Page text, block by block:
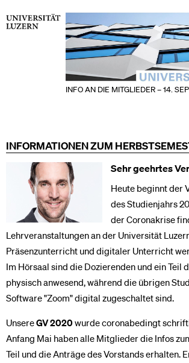
INFO AN DIE MITGLIEDER – 14.
INFORMATIONEN ZUM
Sehr geehrtes
Heute beginnt der
des Studienjahrs
der Coronakrise
Lehrveranstaltungen an der Universität
Präsenzunterricht und digitaler Unterricht
Im Hörsaal sind die Dozierenden und ein Teil
physisch anwesend, während die übrigen
Software "Zoom" digital zugeschaltet sind.
UnsereGV 2020wurde coronabedingt
Anfang Mai haben alle Mitglieder die Infos
Teil und die Anträge des Vorstands erhalten.